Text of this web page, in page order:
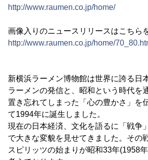
http://www.raumen.co.jp/home/
画像入りのニュースリリースはこちら
http://www.raumen.co.jp/home/
新横浜ラーメン博物館は世界に誇る日
ラーメンの発信と、昭和という時代を
置き忘れてしまった「心の豊かさ」を
て1994年に誕生しました。
現在の日本経済、文化を語るに「戦争
で大きな変貌を見せてきました。その
スピリッツの始まりが昭和33年(1958